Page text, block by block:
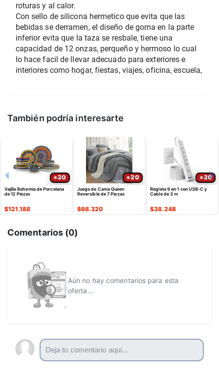
roturas y al calor.
Con sello de silicona hermetico que evita que las
bebidas se derramen, el diseño de goma en la parte
inferior evita que la taza se resbale, tiene una
capacidad de 12 onzas, perqueño y hermoso lo cual
lo hace facil de llevar adecuado para exteriores e
interiores como hogar, fiestas, viajes, oficina, escuela,
También podría interesarte
20
Vajilla Bohemia de Porcelana
de 12 Piezas
$121.188
20
Juego de Cama Queen
Reversible de 7 Piezas
$66.320
20
Regleta 9 en 1 con USB-C y
Cable de 3 m
$38.248
Comentarios (0)
Aún no hay comentarios para esta
oferta...